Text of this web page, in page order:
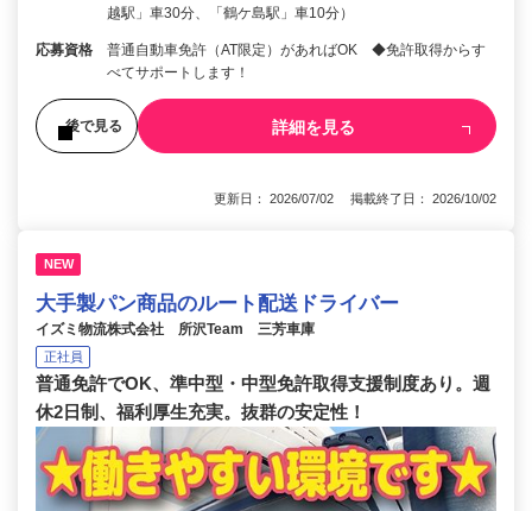
越駅」車30分、「鶴ケ島駅」車10分）
応募資格
普通自動車免許（AT限定）があればOK ◆免許取得からす
べてサポートします！
後で見る 詳細を見る
更新日： 2026/07/02 掲載終了日： 2026/10/02
NEW
大手製パン商品のルート配送ドライバー
イズミ物流株式会社 所沢Team 三芳車庫
正社員
普通免許でOK、準中型・中型免許取得支援制度あり。週
休2日制、福利厚生充実。抜群の安定性！